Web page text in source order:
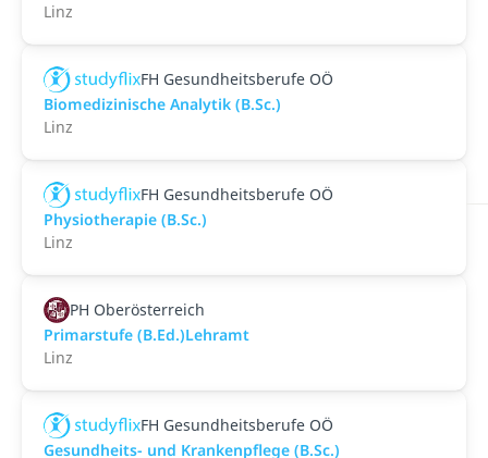
Linz
FH Gesundheitsberufe OÖ
Biomedizinische Analytik (B.Sc.)
Linz
FH Gesundheitsberufe OÖ
Physiotherapie (B.Sc.)
Linz
PH Oberösterreich
Primarstufe (B.Ed.)Lehramt
Linz
FH Gesundheitsberufe OÖ
Gesundheits- und Krankenpflege (B.Sc.)